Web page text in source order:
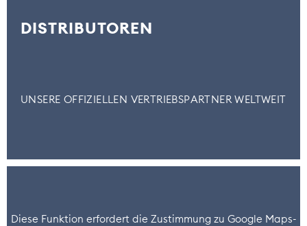
DISTRIBUTOREN
UNSERE OFFIZIELLEN VERTRIEBSPARTNER WELTWEIT
Diese Funktion erfordert die Zustimmung zu Google Maps-